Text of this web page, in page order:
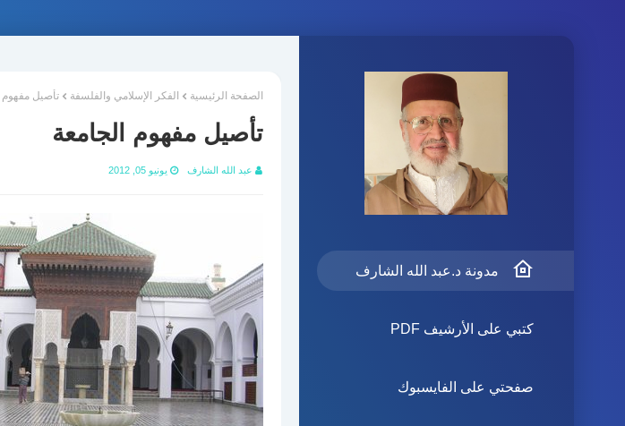
مدونة د.عبد الله الشارف
كتبي على الأرشيف PDF
صفحتي على الفايسبوك
الصفحة الرئيسية الفكر الإسلامي والفلسفة تأصيل مفهوم
تأصيل مفهوم الجامعة
عبد الله الشارف يونيو 05, 2012